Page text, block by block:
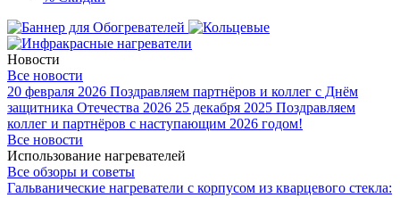
Новости
Все новости
20 февраля 2026 Поздравляем партнёров и коллег с Днём
защитника Отечества 2026 25 декабря 2025 Поздравляем
коллег и партнёров с наступающим 2026 годом!
Все новости
Использование нагревателей
Все обзоры и советы
Гальванические нагреватели с корпусом из кварцевого стекла: